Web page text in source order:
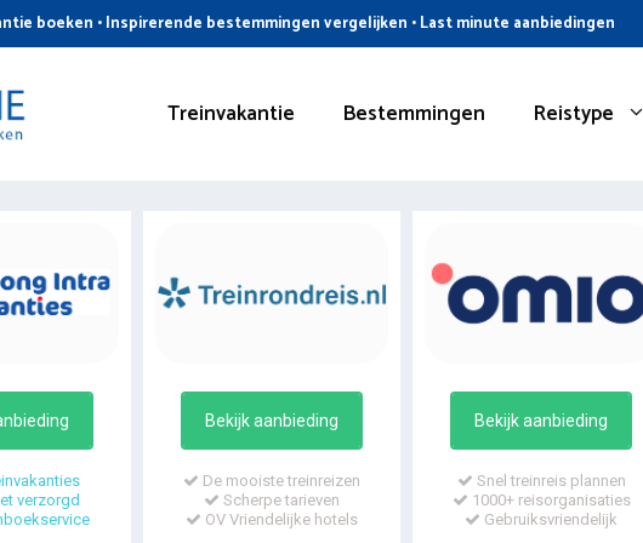
boeken • Inspirerende bestemmingen vergelijken • Last minute aanbiedingen
Treinvakantie Bestemmingen Reistype
verzorgd
Bekijk aanbieding
De mooiste treinreizen
Scherpe tarieven
OV Vriendelijke hotels
Bekijk aanbieding
Snel treinreis plannen
1000+ reisorganisaties
Gebruiksvriendelijk